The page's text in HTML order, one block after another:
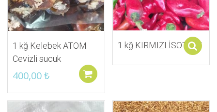
1 kğ Kelebek ATOM
Cevizli sucuk
400,00₺
1 kğ KIRMIZI İSOT ACI